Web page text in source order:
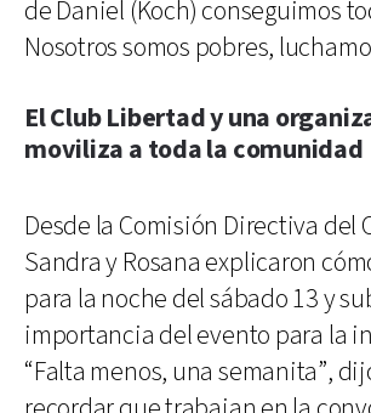
de Daniel (Koch) conseguimos
Nosotros somos pobres,
El Club Libertad y una
moviliza a toda la comunidad
Desde la Comisión Directiva del
Sandra y Rosana explicaron
para la noche del sábado 13 y
importancia del evento para la
“Falta menos, una semanita”,